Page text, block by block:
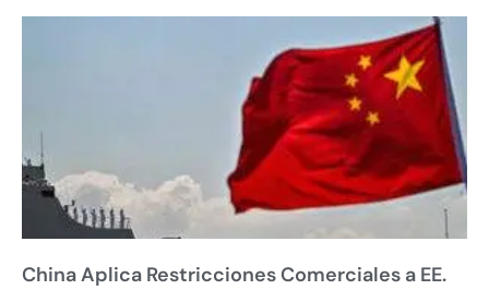
China Aplica Restricciones Comerciales a EE.